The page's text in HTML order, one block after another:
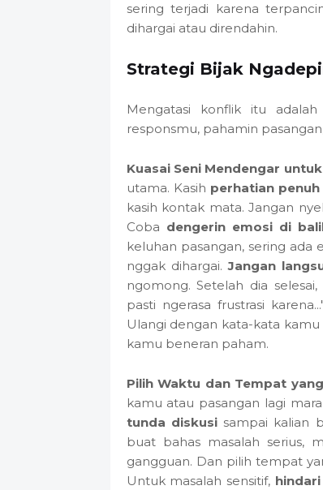
sering terjadi karena
dihargai atau direndahin.
Strategi Bijak
Mengatasi konflik itu
responsmu, pahamin
Kuasai Seni Mendengar
utama. Kasih perhatian penuh
kasih kontak mata. Jangan
Coba dengerin emosi di
keluhan pasangan, sering
nggak dihargai.Jangan
ngomong. Setelah dia selesai,
pasti ngerasa frustrasi
Ulangi dengan kata-kata
kamu beneran paham.
Pilih Waktu dan Tempat
kamu atau pasangan lagi
tunda diskusisampai kalian
buat bahas masalah serius,
gangguan. Dan pilih tempat
Untuk masalah sensitif,